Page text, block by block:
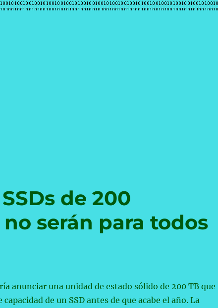
de 200
serán para todos
anunciar una unidad de estado sólido de 200 TB que
de un SSD antes de que acabe el año. La